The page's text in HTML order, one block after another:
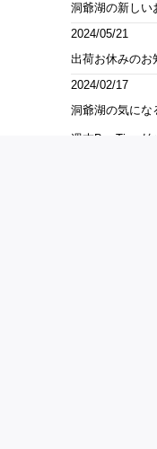
洞爺湖の新し
2024/05/21
出荷お休みのお
2024/02/17
洞爺湖の気に
週末Bar Time始